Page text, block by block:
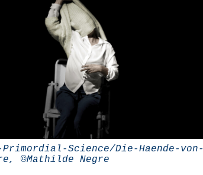
Pri­mor­di­al-Sci­en­ce/­Die-Haen­de-
©Mat­hil­de Negre